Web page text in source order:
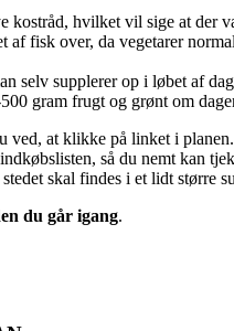
kostråd, hvilket vil sige at der
fisk over, da vegetarer
selv supplerer op i løbet af
gram frugt og grønt om
ved, at klikke på linket i
så du nemt kan
skal findes i et lidt større
du går igang.